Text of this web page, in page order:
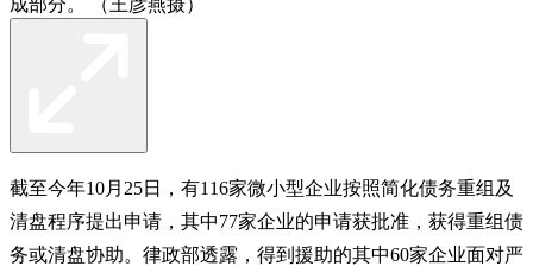
截至今年10月25日，有116家微小型企业按照简化债务重组及
清盘程序提出申请，其中77家企业的申请获批准，获得重组债
务或清盘协助。律政部透露，得到援助的其中60家企业面对严